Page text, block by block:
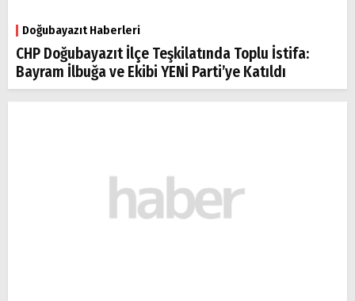
Doğubayazıt Haberleri
CHP Doğubayazıt İlçe Teşkilatında Toplu İstifa:
Bayram İlbuğa ve Ekibi YENİ Parti’ye Katıldı